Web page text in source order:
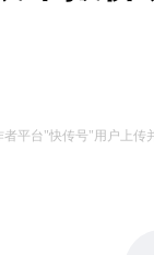
平台"快传号"用户上传